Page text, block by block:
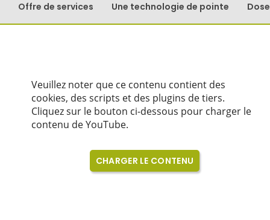
Offre de services Une technologie de pointe